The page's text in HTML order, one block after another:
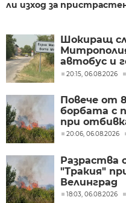
ли изход за
Шокиращ
автобус и
жегата
20:15, 06.08.2026
Повече от
борбата с
при
20:06, 06.08.2026
Разраства
"Тракия"
Велинград
18:03, 06.08.2026